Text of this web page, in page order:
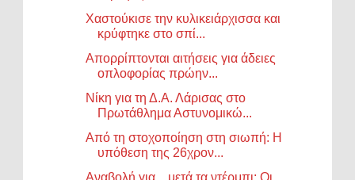
Χαστούκισε την κυλικειάρχισσα και
κρύφτηκε στο σπί...
Απορρίπτονται αιτήσεις για άδειες
οπλοφορίας πρώην...
Νίκη για τη Δ.Α. Λάρισας στο
Πρωτάθλημα Αστυνομικώ...
Από τη στοχοποίηση στη σιωπή: Η
υπόθεση της 26χρον...